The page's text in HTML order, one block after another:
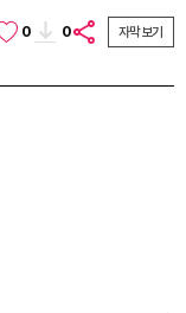
0 0 자막보기